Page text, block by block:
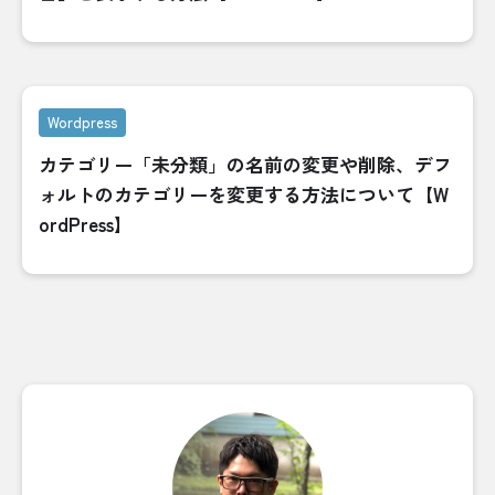
Wordpress
カテゴリー「未分類」の名前の変更や削除、デフ
ォルトのカテゴリーを変更する方法について【W
ordPress】